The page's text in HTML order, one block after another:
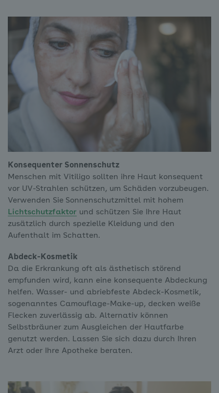
Konsequenter Sonnenschutz
Menschen mit Vitiligo sollten ihre Haut konsequent
vor UV-Strahlen schützen, um Schäden vorzubeugen.
Verwenden Sie Sonnenschutzmittel mit hohem
Lichtschutzfaktor und schützen Sie Ihre Haut
zusätzlich durch spezielle Kleidung und den
Aufenthalt im Schatten.
Abdeck-Kosmetik
Da die Erkrankung oft als ästhetisch störend
empfunden wird, kann eine konsequente Abdeckung
helfen. Wasser- und abriebfeste Abdeck-Kosmetik,
sogenanntes Camouflage-Make-up, decken weiße
Flecken zuverlässig ab. Alternativ können
Selbstbräuner zum Ausgleichen der Hautfarbe
genutzt werden. Lassen Sie sich dazu durch Ihren
Arzt oder Ihre Apotheke beraten.